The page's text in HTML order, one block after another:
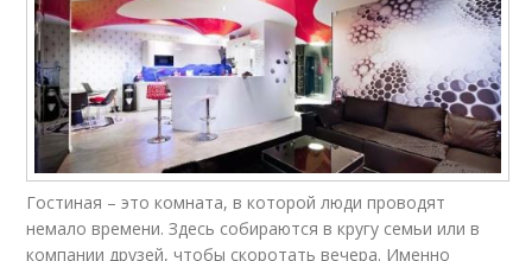
Гостиная – это комната, в которой люди проводят
немало времени. Здесь собираются в кругу семьи или в
компании друзей, чтобы скоротать вечера. Именно